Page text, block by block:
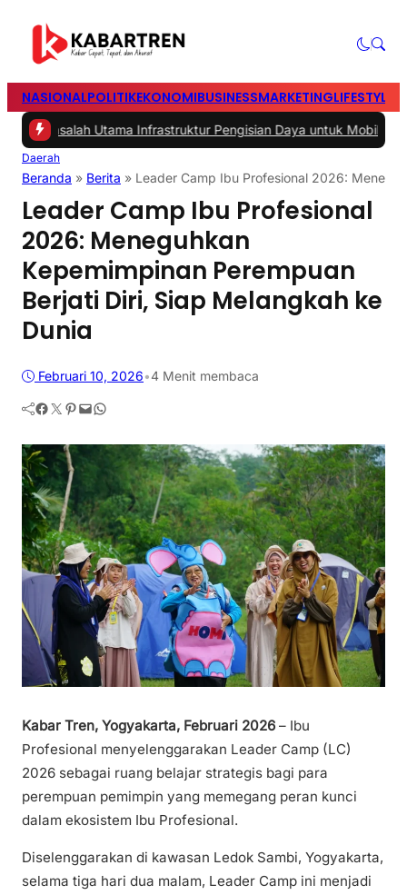
NASIONALPOLITIKEKONOMIBUSINESSMARKETINGLIFESTYLE
Utama Infrastruktur Pengisian Daya untuk Mobil Listrik yang
Daerah
Beranda » Berita » Leader Camp Ibu Profesional 2026:
Leader Camp Ibu Profesional
2026: Meneguhkan
Kepemimpinan Perempuan
Berjati Diri, Siap Melangkah ke
Dunia
Februari 10, 2026•4 Menit membaca
Facebook Twitter Pinterest Mail WhatsApp
Kabar Tren, Yogyakarta, Februari 2026 – Ibu
Profesional menyelenggarakan Leader Camp (LC)
2026 sebagai ruang belajar strategis bagi para
perempuan pemimpin yang memegang peran kunci
dalam ekosistem Ibu Profesional.
Diselenggarakan di kawasan Ledok Sambi, Yogyakarta,
selama tiga hari dua malam, Leader Camp ini menjadi